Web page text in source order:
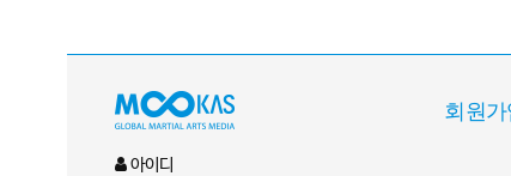
회원가
아이디